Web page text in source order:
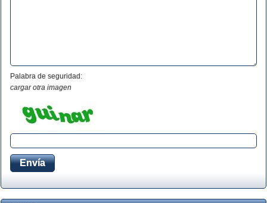
Palabra de seguridad:
cargar otra imagen